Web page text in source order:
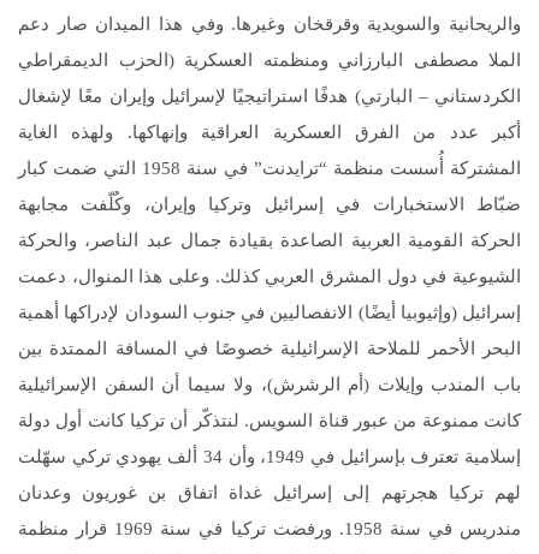
والريحانية والسويدية وقرقخان وغيرها. وفي هذا الميدان صار دعم
الملا مصطفى البارزاني ومنظمته العسكرية (الحزب الديمقراطي
الكردستاني – البارتي) هدفًا استراتيجيًا لإسرائيل وإيران معًا لإشغال
أكبر عدد من الفرق العسكرية العراقية وإنهاكها. ولهذه الغاية
المشتركة أُسست منظمة “ترايدنت” في سنة 1958 التي ضمت كبار
ضبّاط الاستخبارات في إسرائيل وتركيا وإيران، وكُلّفت مجابهة
الحركة القومية العربية الصاعدة بقيادة جمال عبد الناصر، والحركة
الشيوعية في دول المشرق العربي كذلك. وعلى هذا المنوال، دعمت
إسرائيل (وإثيوبيا أيضًا) الانفصاليين في جنوب السودان لإدراكها أهمية
البحر الأحمر للملاحة الإسرائيلية خصوصًا في المسافة الممتدة بين
باب المندب وإيلات (أم الرشرش)، ولا سيما أن السفن الإسرائيلية
كانت ممنوعة من عبور قناة السويس. لنتذكّر أن تركيا كانت أول دولة
إسلامية تعترف بإسرائيل في 1949، وأن 34 ألف يهودي تركي سهّلت
لهم تركيا هجرتهم إلى إسرائيل غداة اتفاق بن غوريون وعدنان
مندريس في سنة 1958. ورفضت تركيا في سنة 1969 قرار منظمة